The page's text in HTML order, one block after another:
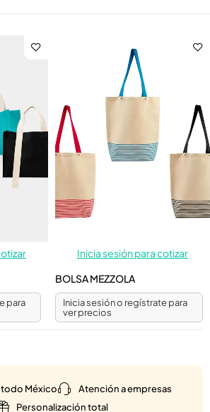
para
Inicia sesión para cotizar
BOLSA MEZZOLA
Inicia sesión o regístrate para
ver precios
todo México
Atención a empresas
Personalización total